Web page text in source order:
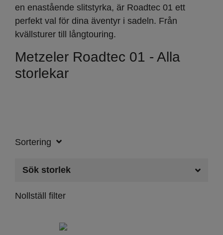
en enastående slitstyrka, är Roadtec 01 ett
perfekt val för dina äventyr i sadeln. Från
kvällsturer till långtouring.
Metzeler Roadtec 01 - Alla
storlekar
Sortering
Sök storlek
Nollställ filter